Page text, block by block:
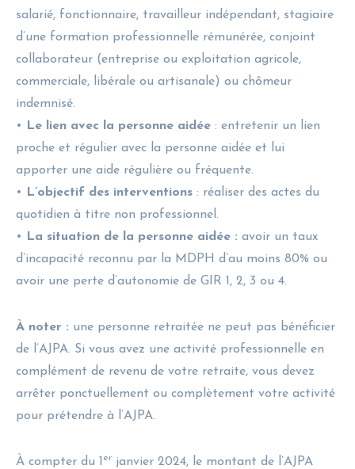
salarié, fonctionnaire, travailleur indépendant, stagiaire
d’une formation professionnelle rémunérée, conjoint
collaborateur (entreprise ou exploitation agricole,
commerciale, libérale ou artisanale) ou chômeur
indemnisé.
•
Le lien avec la personne aidée : entretenir un lien
proche et régulier avec la personne aidée et lui
apporter une aide régulière ou fréquente.
•
L’objectif des interventions : réaliser des actes du
quotidien à titre non professionnel.
•
La situation de la personne aidée : avoir un taux
d’incapacité reconnu par la MDPH d’au moins 80% ou
avoir une perte d’autonomie de GIR 1, 2, 3 ou 4.
À noter : une personne retraitée ne peut pas bénéficier
de l’AJPA. Si vous avez une activité professionnelle en
complément de revenu de votre retraite, vous devez
arrêter ponctuellement ou complètement votre activité
pour prétendre à l’AJPA.
À compter du 1 er janvier 2024, le montant de l’AJPA